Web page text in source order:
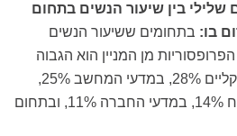
שלילי בין שיעור הנשים בתחום
בו: בתחומים ששיעור הנשים
מן המניין הוא הגבוה
ביותר (במדעי הטבע הפיזיקליים 28%, במדעי המחשב 25%,
בהנדסה 15%, במדעי הרוח 14%, במדעי החברה 11%, ובתחום